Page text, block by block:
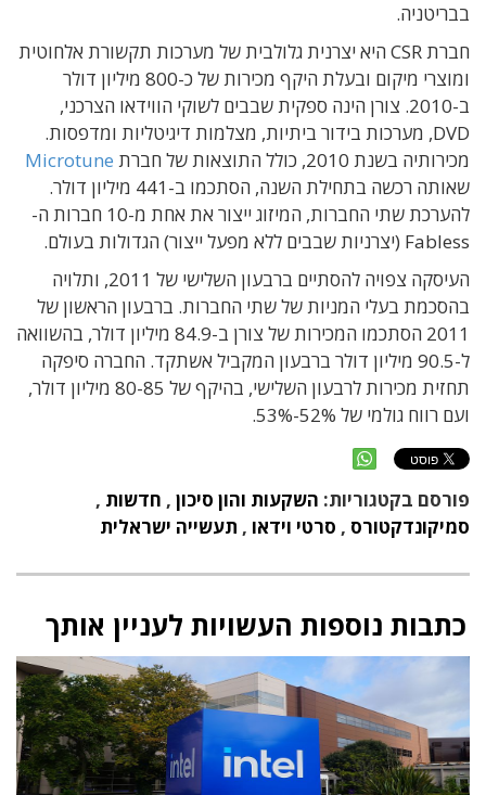
בבריטניה.
חברת CSR היא יצרנית גלולבית של מערכות תקשורת אלחוטית
ומוצרי מיקום ובעלת היקף מכירות של כ-800 מיליון דולר
ב-2010. צורן הינה ספקית שבבים לשוקי הווידאו הצרכני,
DVD, מערכות בידור ביתיות, מצלמות דיגיטליות ומדפסות.
מכירותיה בשנת 2010, כולל התוצאות של חברת
Microtune
שאותה רכשה בתחילת השנה, הסתכמו ב-441 מיליון דולר.
להערכת שתי החברות, המיזוג ייצור את אחת מ-10 חברות ה-
Fabless (יצרניות שבבים ללא מפעל ייצור) הגדולות בעולם.
העיסקה צפויה להסתיים ברבעון השלישי של 2011, ותלויה
בהסכמת בעלי המניות של שתי החברות. ברבעון הראשון של
2011 הסתכמו המכירות של צורן ב-84.9 מיליון דולר, בהשוואה
ל-90.5 מיליון דולר ברבעון המקביל אשתקד. החברה סיפקה
תחזית מכירות לרבעון השלישי, בהיקף של 80-85 מיליון דולר,
ועם רווח גולמי של 52%-53%.
פורסם בקטגוריות: השקעות והון סיכון , חדשות ,
סמיקונדקטורס , סרטי וידאו , תעשייה ישראלית
כתבות נוספות העשויות לעניין אותך